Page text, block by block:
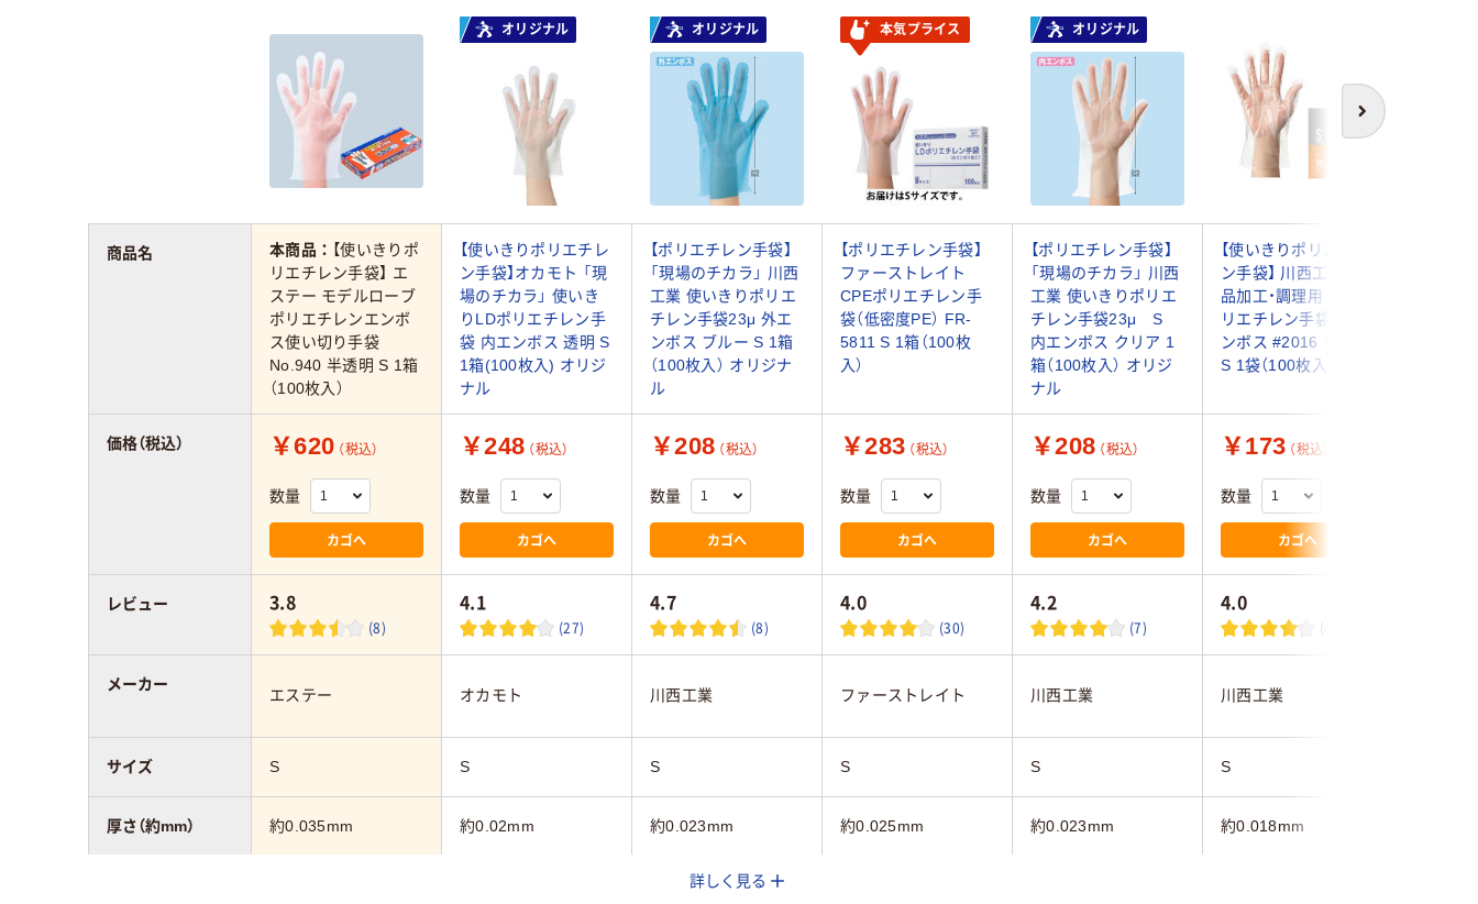
次へ
オリジナル オリジナル 本気プライス オリジナル
本商品： 【使いきりポ
リエチレン手袋】 エ
ステー モデルローブ
ポリエチレンエンボ
ス使い切り手袋
No.940 半透明 S 1箱
（100枚入）
【使いきりポリエチレ
ン手袋】オカモト 「現
場のチカラ」 使いき
りLDポリエチレン手
袋 内エンボス 透明 S
1箱(100枚入) オリジ
ナル
【ポリエチレン手袋】
「現場のチカラ」 川西
工業 使いきりポリエ
チレン手袋23μ 外エ
ンボス ブルー S 1箱
（100枚入） オリジナ
ル
【ポリエチレン手袋】
ファーストレイト
CPEポリエチレン手
袋（低密度PE） FR-
5811 S 1箱（100枚
入）
【ポリエチレン手袋】
「現場のチカラ」 川西
工業 使いきりポリエ
チレン手袋23μ S
内エンボス クリア 1
箱（100枚入） オリジ
ナル
【使いきりポリエチレ
ン手袋】 川西工業 食
品加工・調理用 LDポ
リエチレン手袋 片エ
ンボス #2016 クリア
S 1袋（100枚入）
￥620 （税込）
数量
カゴへ
￥248 （税込）
数量
カゴへ
￥208 （税込）
数量
カゴへ
￥283 （税込）
数量
カゴへ
￥208 （税込）
数量
カゴへ
￥173 （税込）
数量
カゴへ
3.8
(8)
4.1
(27)
4.7
(8)
4.0
(30)
4.2
(7)
4.0
(43)
エステー オカモト 川西工業 ファーストレイト 川西工業 川西工業
S S S S S S
約0.035mm 約0.02mm 約0.023mm 約0.025mm 約0.023mm 約0.018mm
商品名
価格（税込）
レビュー
メーカー
サイズ
厚さ（約mm）
詳しく見る